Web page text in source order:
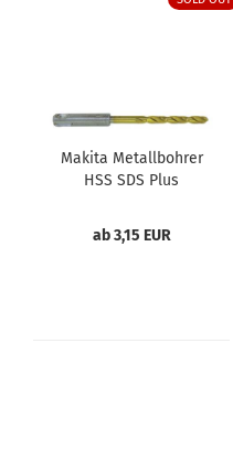
Makita Metallbohrer
HSS SDS Plus
ab 3,15 EUR